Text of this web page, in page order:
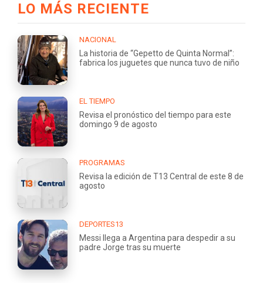
LO MÁS RECIENTE
NACIONAL
La historia de “Gepetto de Quinta Normal”:
fabrica los juguetes que nunca tuvo de niño
EL TIEMPO
Revisa el pronóstico del tiempo para este
domingo 9 de agosto
PROGRAMAS
Revisa la edición de T13 Central de este 8 de
agosto
DEPORTES13
Messi llega a Argentina para despedir a su
padre Jorge tras su muerte